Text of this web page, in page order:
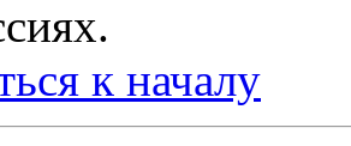
к началу